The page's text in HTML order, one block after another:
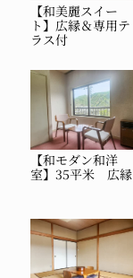
【和美麗スイー
ト】広縁＆専用テ
ラス付
【和モダン和洋
室】35平米 広縁